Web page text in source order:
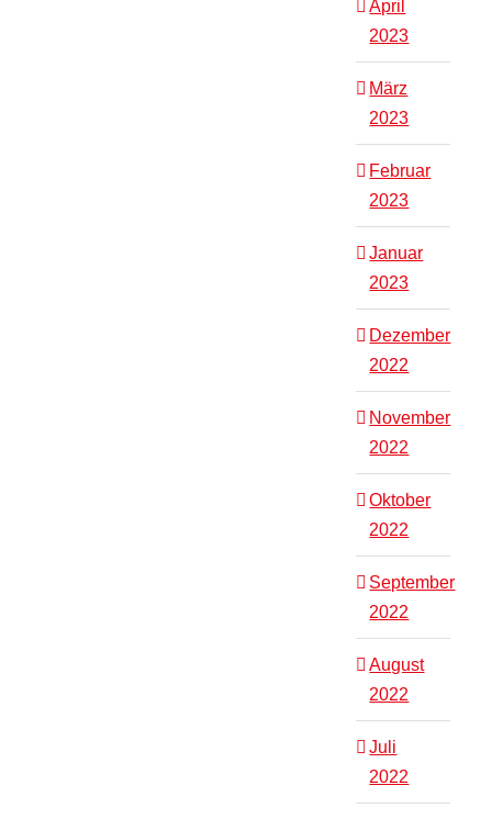
April
2023
März
2023
Februar
2023
Januar
2023
Dezember
2022
November
2022
Oktober
2022
September
2022
August
2022
Juli
2022